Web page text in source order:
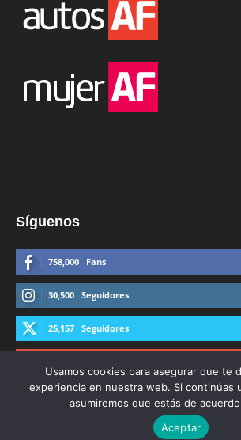
Síguenos
758,000 Fans
30,500 Seguidores
25,157 Seguidores
© Derechos Reservados AFmedios
Usamos cookies para asegurar que te
experiencia en nuestra web. Si continúas
asumiremos que estás de
Aceptar